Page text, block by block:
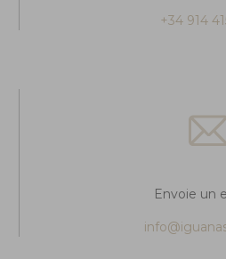
+34 914
Envoie un